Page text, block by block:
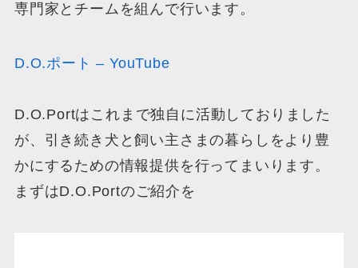
専門家とチームを組んで行います。
D.O.ポート – YouTube
D.O.Portはこれまで独自に活動しておりました
が、引き続き犬と飼い主さまの暮らしをより豊
かにするための情報提供を行ってまいります。
まずはD.O.Portのご紹介を